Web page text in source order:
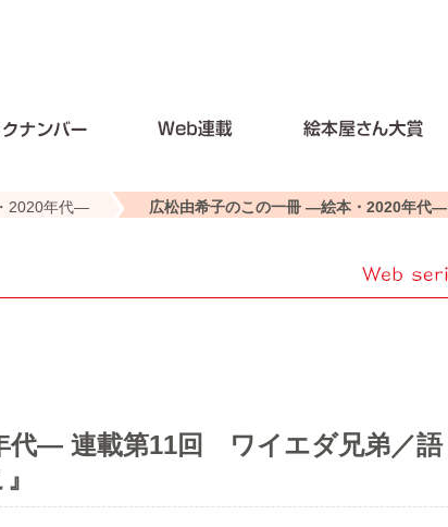
2020年代― 広松由希子のこの一冊 ―絵本・2020年代―
代― 連載第11回 ワイエダ兄弟／語